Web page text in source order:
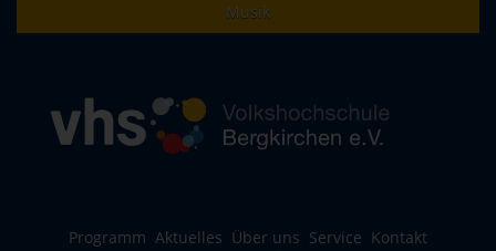
Musik
Programm Aktuelles Über uns Service Kontakt